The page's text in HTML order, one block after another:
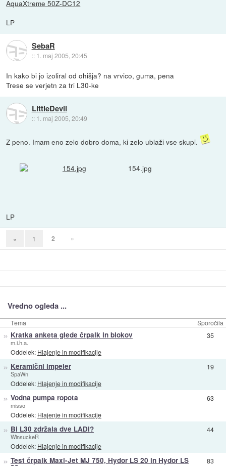
AquaXtreme 50Z-DC12
LP
SebaR
:: 1. maj 2005, 20:45
In kako bi jo izoliral od ohišja? na vrvico, guma, pena
Trese se verjetn za tri L30-ke
LittleDevil
:: 1. maj 2005, 20:49
Z peno. Imam eno zelo dobro doma, ki zelo ublaži vse skupi.
154.jpg
LP
« 1 2 »
Vredno ogleda ...
Tema Sporočila
» Kratka anketa glede črpalk in blokov
m.i.h.a.
Oddelek: Hlajenje in modifikacije
35
» Keramični impeler
SpaWn
Oddelek: Hlajenje in modifikacije
19
» Vodna pumpa ropota
misso
Oddelek: Hlajenje in modifikacije
63
» Bi L30 zdržala dve LADI?
WinsuckeR
Oddelek: Hlajenje in modifikacije
44
» Test črpalk Maxi-Jet MJ 750, Hydor LS 20 in Hydor LS 83